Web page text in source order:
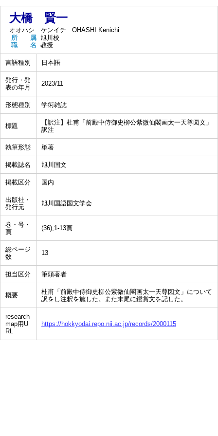
大橋 賢一
オオハシ ケンイチ
OHASHI Kenichi
所 属 旭川校
職 名 教授
言語種別 日本語
発行・発
表の年月
2023/11
形態種別 学術雑誌
標題
【訳注】杜甫「前殿中侍御史柳公紫微仙閣画太一天尊図文」
訳注
執筆形態 単著
掲載誌名 旭川国文
掲載区分 国内
出版社・
発行元
旭川国語国文学会
巻・号・
頁
(36),1-13頁
総ページ
数
13
担当区分 筆頭著者
概要
杜甫「前殿中侍御史柳公紫微仙閣画太一天尊図文」について
訳をし注釈を施した。また末尾に鑑賞文を記した。
research
map用U
RL
https://hokkyodai.repo.nii.ac.jp/records/2000115